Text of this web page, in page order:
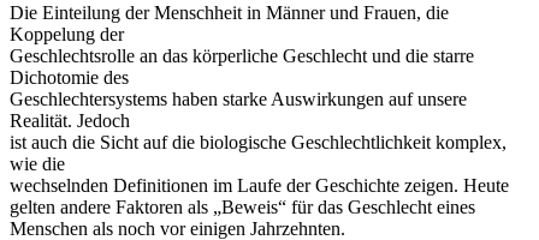
Die Einteilung der Menschheit in Männer und Frauen, die
Koppelung der
Geschlechtsrolle an das körperliche Geschlecht und die starre
Dichotomie des
Geschlechtersystems haben starke Auswirkungen auf unsere
Realität. Jedoch
ist auch die Sicht auf die biologische Geschlechtlichkeit komplex,
wie die
wechselnden Definitionen im Laufe der Geschichte zeigen. Heute
gelten andere Faktoren als „Beweis“ für das Geschlecht eines
Menschen als noch vor einigen Jahrzehnten.